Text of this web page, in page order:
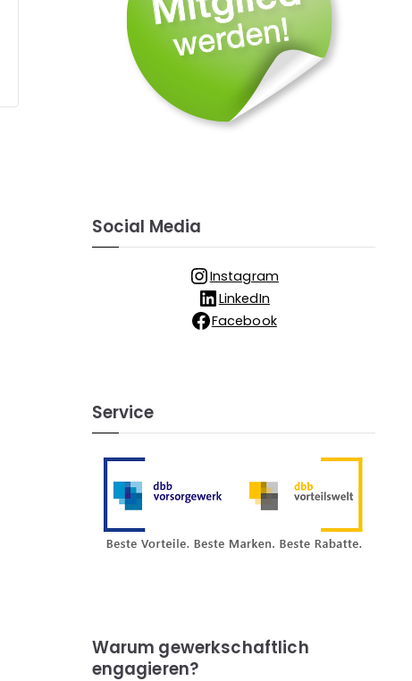
Social Media
Instagram
LinkedIn
Facebook
Service
Warum gewerkschaftlich
engagieren?